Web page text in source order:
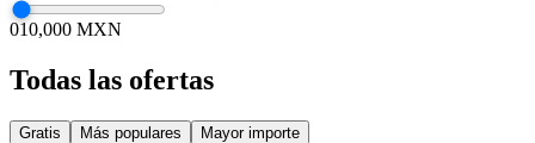
010,000 MXN
Todas las ofertas
Gratis Más populares
Mayor importe